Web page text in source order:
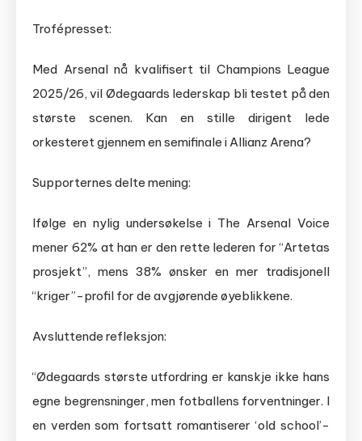
Trofépresset:
Med Arsenal nå kvalifisert til Champions League
2025/26, vil Ødegaards lederskap bli testet på den
største scenen. Kan en stille dirigent lede
orkesteret gjennem en semifinale i Allianz Arena?
Supporternes delte mening:
Ifølge en nylig undersøkelse i The Arsenal Voice
mener 62% at han er den rette lederen for “Artetas
prosjekt”, mens 38% ønsker en mer tradisjonell
“kriger”-profil for de avgjørende øyeblikkene.
Avsluttende refleksjon:
“Ødegaards største utfordring er kanskje ikke hans
egne begrensninger, men fotballens forventninger. I
en verden som fortsatt romantiserer ‘old school’-